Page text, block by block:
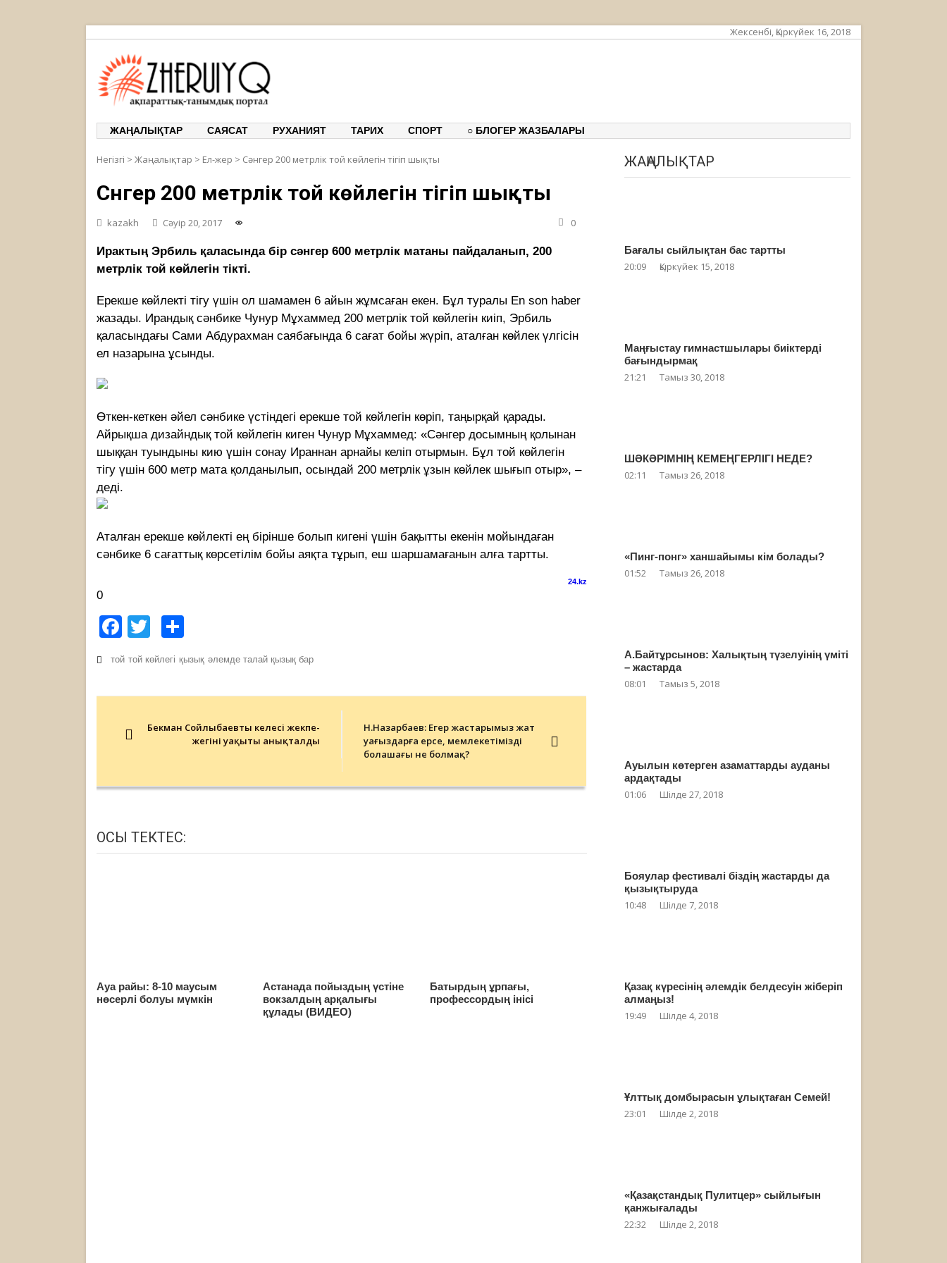
Жексенбі, Қыркүйек 16, 2018
ЖАҢАЛЫҚТАР САЯСАТ РУХАНИЯТ ТАРИХ СПОРТ ○ БЛОГЕР ЖАЗБАЛАРЫ
Негізгі > Жаңалықтар > Ел-жер > Сәнгер 200 метрлік той көйлегін тігіп шықты
Сәнгер 200 метрлік той көйлегін тігіп шықты
kazakh Сәуір 20, 2017 0
Ирактың Эрбиль қаласында бір сәнгер 600 метрлік матаны пайдаланып, 200
метрлік той көйлегін тікті.
Ерекше көйлекті тігу үшін ол шамамен 6 айын жұмсаған екен. Бұл туралы En son haber
жазады. Ирандық сәнбике Чунур Мұхаммед 200 метрлік той көйлегін киіп, Эрбиль
қаласындағы Сами Абдурахман саябағында 6 сағат бойы жүріп, аталған көйлек үлгісін
ел назарына ұсынды.
Өткен-кеткен әйел сәнбике үстіндегі ерекше той көйлегін көріп, таңырқай қарады.
Айрықша дизайндық той көйлегін киген Чунур Мұхаммед: «Сәнгер досымның қолынан
шыққан туындыны кию үшін сонау Ираннан арнайы келіп отырмын. Бұл той көйлегін
тігу үшін 600 метр мата қолданылып, осындай 200 метрлік ұзын көйлек шығып отыр», –
деді.
Аталған ерекше көйлекті ең бірінше болып кигені үшін бақытты екенін мойындаған
сәнбике 6 сағаттық көрсетілім бойы аяқта тұрып, еш шаршамағанын алға тартты.
24.kz
0
Facebook
Twitter
той той көйлегі қызық әлемде талай қызық бар
navigationБекман Сойлыбаевтың келесі жекпе-
жегінің уақыты анықталды
Н.Назарбаев: Егер жастарымыз жат
уағыздарға ерсе, мемлекетіміздің
болашағы не болмақ?
ОСЫ ТЕКТЕС:
Ауа райы: 8-10 маусым
нөсерлі болуы мүмкін
Астанада пойыздың үстіне
вокзалдың арқалығы
құлады (ВИДЕО)
Батырдың ұрпағы,
профессордың інісі
ЖАҢАЛЫҚТАР
Бағалы сыйлықтан бас тартты
20:09 Қыркүйек 15, 2018
Маңғыстау гимнастшылары биіктерді
бағындырмақ
21:21 Тамыз 30, 2018
ШӘКӘРІМНІҢ КЕМЕҢГЕРЛІГІ НЕДЕ?
02:11 Тамыз 26, 2018
«Пинг-понг» ханшайымы кім болады?
01:52 Тамыз 26, 2018
А.Байтұрсынов: Халықтың түзелуінің үміті
– жастарда
08:01 Тамыз 5, 2018
Ауылын көтерген азаматтарды ауданы
ардақтады
01:06 Шілде 27, 2018
Бояулар фестивалі біздің жастарды да
қызықтыруда
10:48 Шілде 7, 2018
Қазақ күресінің әлемдік белдесуін жіберіп
алмаңыз!
19:49 Шілде 4, 2018
Ұлттық домбырасын ұлықтаған Семей!
23:01 Шілде 2, 2018
«Қазақстандық Пулитцер» сыйлығын
қанжығалады
22:32 Шілде 2, 2018